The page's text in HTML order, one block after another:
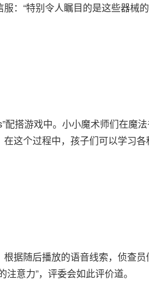
“特别令人瞩目的是这些器械
配搭游戏中。小小魔术师们在魔
这个过程中，孩子们可以学习
据随后播放的语音线索，侦查
意力”，评委会如此评价道。